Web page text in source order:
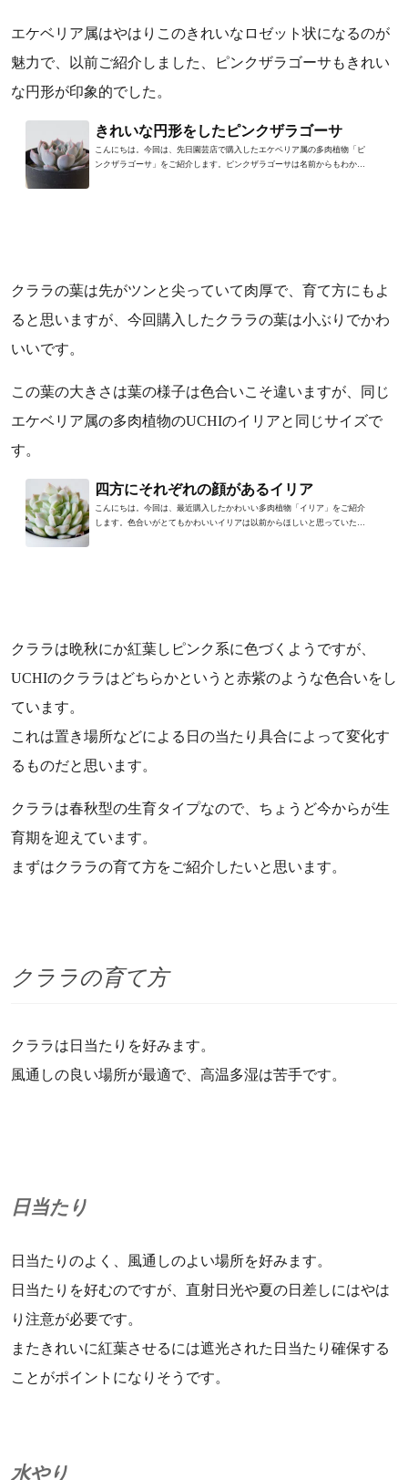
エケベリア属はやはりこのきれいなロゼット状になるのが
魅力で、以前ご紹介しました、ピンクザラゴーサもきれい
な円形が印象的でした。
きれいな円形をしたピンクザラゴーサ
こんにちは。今回は、先日園芸店で購入したエケベリア属の多肉植物「ピ
ンクザラゴーサ」をご紹介します。ピンクザラゴーサは名前からもわかる
クララの葉は先がツンと尖っていて肉厚で、育て方にもよ
ると思いますが、今回購入したクララの葉は小ぶりでかわ
いいです。
この葉の大きさは葉の様子は色合いこそ違いますが、同じ
エケベリア属の多肉植物のUCHIのイリアと同じサイズで
す。
四方にそれぞれの顔があるイリア
こんにちは。今回は、最近購入したかわいい多肉植物「イリア」をご紹介
します。色合いがとてもかわいいイリアは以前からほしいと思っていたの
クララは晩秋にか紅葉しピンク系に色づくようですが、
UCHIのクララはどちらかというと赤紫のような色合いをし
ています。
これは置き場所などによる日の当たり具合によって変化す
るものだと思います。
クララは春秋型の生育タイプなので、ちょうど今からが生
育期を迎えています。
まずはクララの育て方をご紹介したいと思います。
クララの育て方
クララは日当たりを好みます。
風通しの良い場所が最適で、高温多湿は苦手です。
日当たり
日当たりのよく、風通しのよい場所を好みます。
日当たりを好むのですが、直射日光や夏の日差しにはやは
り注意が必要です。
またきれいに紅葉させるには遮光された日当たり確保する
ことがポイントになりそうです。
水やり